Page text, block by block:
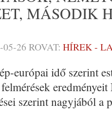
MÁSODIK
05-26 ROVAT: HÍREK -
európai idő szerint
szerint nagyjából a